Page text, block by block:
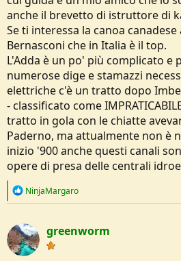
anche il brevetto di istruttore di
Se ti interessa la canoa canadese
Bernasconi che in Italia è il top.
L'Adda è un po' più complicato e
numerose dige e stamazzi
elettriche c'è un tratto dopo
- classificato come
tratto in gola con le chiatte
Paderno, ma attualmente non è
inizio '900 anche questi canali
opere di presa delle centrali
R
c
t
i
o
NinjaMargaro
greenworm